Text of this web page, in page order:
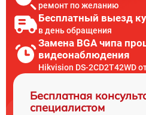
ремонт по желанию
Бесплатный выезд
в день обращения
Замена BGA чипа
видеонаблюдения
Hikvision DS-2CD2T42WD
Бесплатная
специалистом